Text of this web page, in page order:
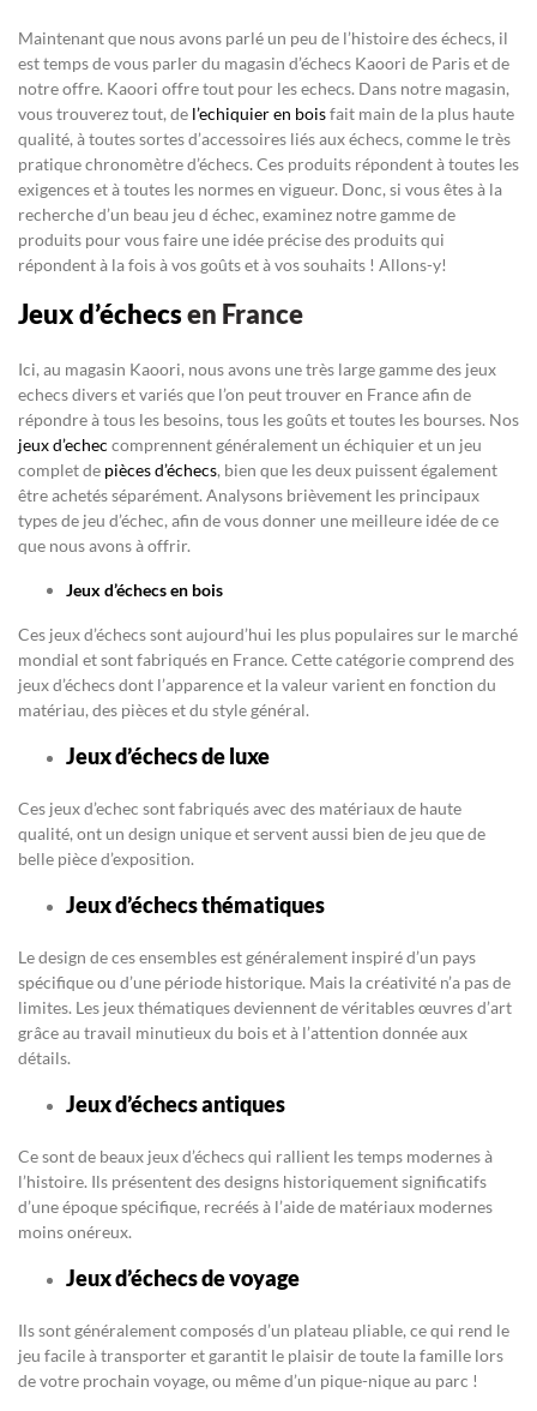
Maintenant que nous avons parlé un peu de l’histoire des échecs, il
est temps de vous parler du magasin d’échecs Kaoori de Paris et de
notre offre. Kaoori offre tout pour les echecs. Dans notre magasin,
vous trouverez tout, de l’echiquier en boisfait main de la plus haute
qualité, à toutes sortes d’accessoires liés aux échecs, comme le très
pratique chronomètre d’échecs. Ces produits répondent à toutes les
exigences et à toutes les normes en vigueur. Donc, si vous êtes à la
recherche d’un beau jeu d échec, examinez notre gamme de
produits pour vous faire une idée précise des produits qui
répondent à la fois à vos goûts et à vos souhaits ! Allons-y!
Jeux d’échecsen France
Ici, au magasin Kaoori, nous avons une très large gamme des jeux
echecs divers et variés que l’on peut trouver en France afin de
répondre à tous les besoins, tous les goûts et toutes les bourses. Nos
jeux d’echec comprennent généralement un échiquier et un jeu
complet de pièces d’échecs, bien que les deux puissent également
être achetés séparément. Analysons brièvement les principaux
types de jeu d’échec, afin de vous donner une meilleure idée de ce
que nous avons à offrir.
Jeux d’échecs en bois
Ces jeux d’échecs sont aujourd’hui les plus populaires sur le marché
mondial et sont fabriqués en France. Cette catégorie comprend des
jeux d’échecs dont l’apparence et la valeur varient en fonction du
matériau, des pièces et du style général.
Jeux d’échecs de luxe
Ces jeux d’echec sont fabriqués avec des matériaux de haute
qualité, ont un design unique et servent aussi bien de jeu que de
belle pièce d’exposition.
Jeux d’échecs thématiques
Le design de ces ensembles est généralement inspiré d’un pays
spécifique ou d’une période historique. Mais la créativité n’a pas de
limites. Les jeux thématiques deviennent de véritables œuvres d’art
grâce au travail minutieux du bois et à l’attention donnée aux
détails.
Jeux d’échecs antiques
Ce sont de beaux jeux d’échecs qui rallient les temps modernes à
l’histoire. Ils présentent des designs historiquement significatifs
d’une époque spécifique, recréés à l’aide de matériaux modernes
moins onéreux.
Jeux d’échecs de voyage
Ils sont généralement composés d’un plateau pliable, ce qui rend le
jeu facile à transporter et garantit le plaisir de toute la famille lors
de votre prochain voyage, ou même d’un pique-nique au parc !